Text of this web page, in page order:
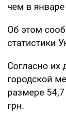
чем в
Об этом
статистики
Согласно
городской
размере
грн.